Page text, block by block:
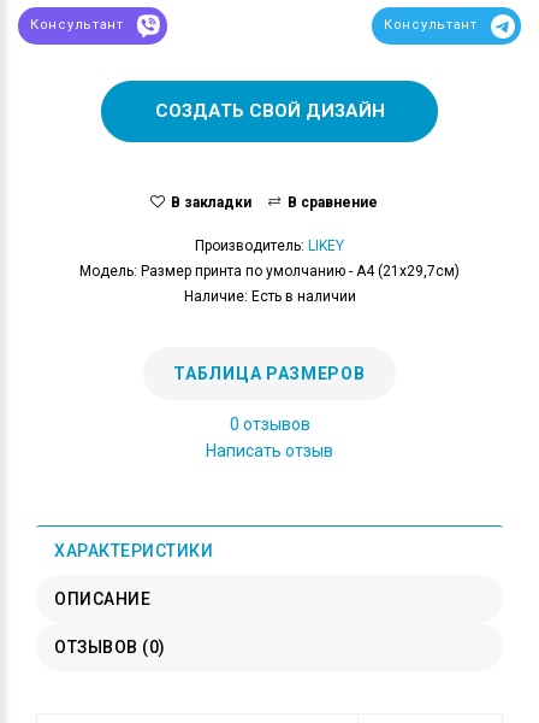
Консультант Консультант
СОЗДАТЬ СВОЙ ДИЗАЙН
В закладки В сравнение
Производитель: LIKEY
Модель: Размер принта по умолчанию - А4 (21x29,7см)
Наличие: Есть в наличии
ТАБЛИЦА РАЗМЕРОВ
0 отзывов
Написать отзыв
ХАРАКТЕРИСТИКИ
ОПИСАНИЕ
ОТЗЫВОВ (0)